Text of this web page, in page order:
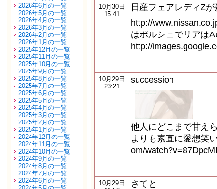
2026年6月の一覧
2026年5月の一覧
2026年4月の一覧
2026年3月の一覧
2026年2月の一覧
2026年1月の一覧
2025年12月の一覧
2025年11月の一覧
2025年10月の一覧
2025年9月の一覧
2025年8月の一覧
2025年7月の一覧
2025年6月の一覧
2025年5月の一覧
2025年4月の一覧
2025年3月の一覧
2025年2月の一覧
2025年1月の一覧
2024年12月の一覧
2024年11月の一覧
2024年10月の一覧
2024年9月の一覧
2024年8月の一覧
2024年7月の一覧
2024年6月の一覧
10月30日
15:41
日産フェアレディZ
http://
はポルシェでリアは
http://
10月29日
23:21
succession
他人にどこまで甘え
よりも素直に愛想笑
om/
10月29日
さてと